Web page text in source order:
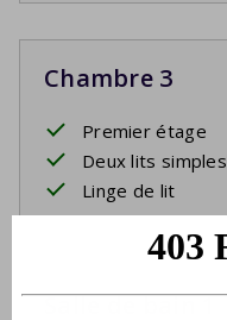
Chambre 3
Premier étage
Deux lits simples
Linge de lit
Salle de bain 1